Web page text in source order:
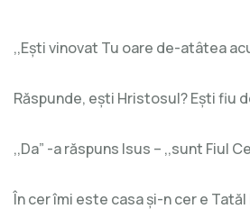
,,Ești vinovat Tu oare de-atâtea
Răspunde, ești Hristosul? Ești fiu
,,Da” -a răspuns Isus – ,,sunt Fiul
În cer îmi este casa și-n cer e Tatăl